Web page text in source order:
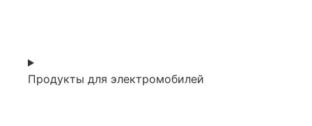
Продукты для электромобилей